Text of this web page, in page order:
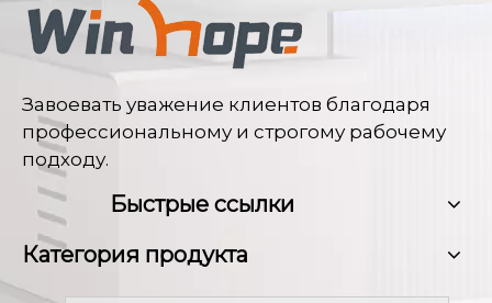
Завоевать уважение клиентов благодаря
профессиональному и строгому рабочему
подходу.
Быстрые ссылки
Категория продукта